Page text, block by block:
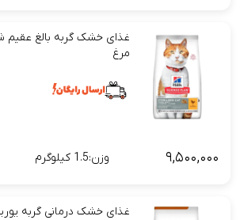
غذای خشک گربه بالغ عقیم
مرغ
۹,۵۰۰,۰۰۰ وزن:1.5 کیلوگرم
غذای خشک درمانی گربه